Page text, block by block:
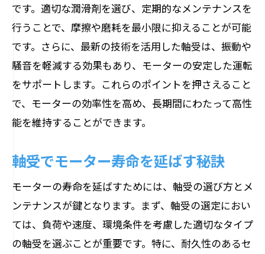
です。適切な潤滑剤を選び、定期的なメンテナンスを
行うことで、摩擦や磨耗を最小限に抑えることが可能
です。さらに、最新の技術を活用した軸受は、振動や
騒音を軽減する効果もあり、モーターの安定した運転
をサポートします。これらのポイントを押さえること
で、モーターの効率性を高め、長期間にわたって高性
能を維持することができます。
軸受でモーター寿命を延ばす秘訣
モーターの寿命を延ばすためには、軸受の選び方とメ
ンテナンスが鍵となります。まず、軸受の選定におい
ては、負荷や速度、環境条件を考慮した適切なタイプ
の軸受を選ぶことが重要です。特に、耐久性のあるセ